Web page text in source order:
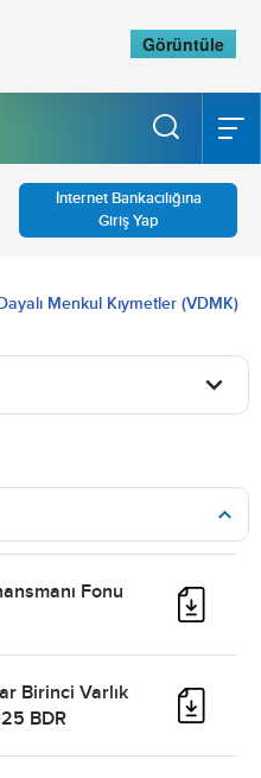
İnternet Bankacılığına
Giriş Yap
Menkul Kıymetler (VDMK)
Fonu
Birinci Varlık
BDR
Görüntüle